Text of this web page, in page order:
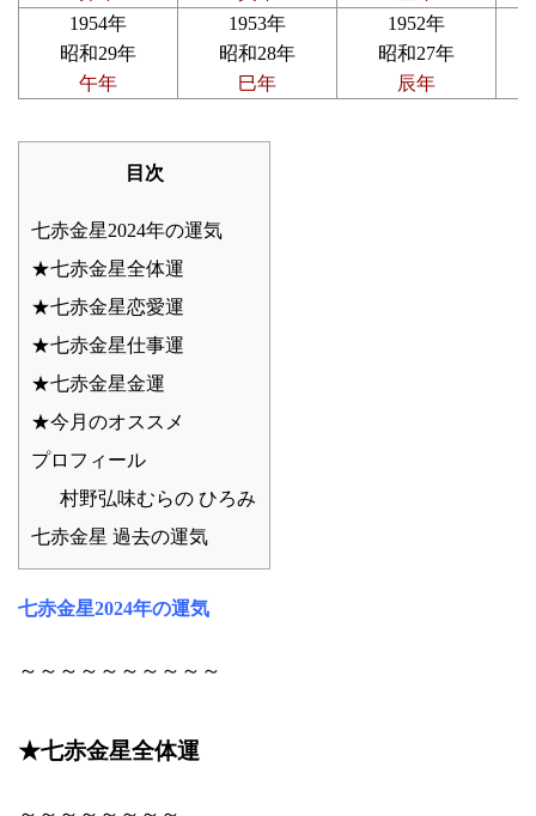
1954年
昭和29年
午年
1953年
昭和28年
巳年
1952年
昭和27年
辰年
目次
七赤金星2024年の運気
★七赤金星全体運
★七赤金星恋愛運
★七赤金星仕事運
★七赤金星金運
★今月のオススメ
プロフィール
村野弘味むらの ひろみ
七赤金星 過去の運気
七赤金星2024年の運気
～～～～～～～～～～
★七赤金星全体運